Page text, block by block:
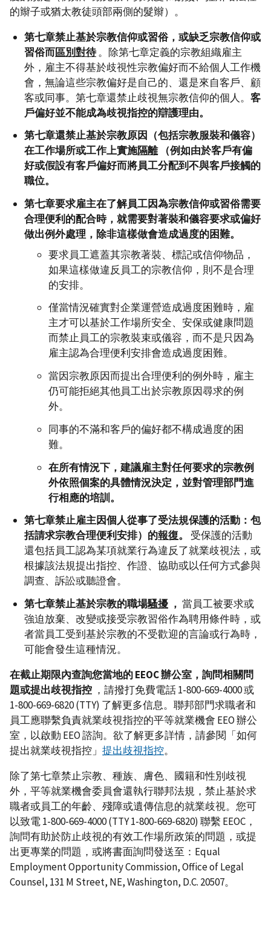
的辮子或猶太教徒頭部兩側的髮辮）。
第七章禁止基於宗教信仰或習俗，或缺乏宗教信仰或
習俗而區別對待。除第七章定義的宗教組織雇主
外，雇主不得基於歧視性宗教偏好而不給個人工作機
會，無論這些宗教偏好是自己的、還是來自客戶、顧
客或同事。第七章還禁止歧視無宗教信仰的個人。 客
戶偏好並不能成為歧視指控的辯護理由。
第七章還禁止基於宗教原因（包括宗教服裝和儀容）
在工作場所或工作上實施隔離
（例如由於客戶有偏
好或假設有客戶偏好而將員工分配到不與客戶接觸的
職位。
第七章要求雇主在了解員工因為宗教信仰或習俗需要
合理便利的配合時，就需要對著裝和儀容要求或偏好
做出例外處理，除非這樣做會造成過度的困難。
要求員工遮蓋其宗教著裝、標記或信仰物品，
如果這樣做違反員工的宗教信仰，則不是合理
的安排。
僅當情況確實對企業運營造成過度困難時，雇
主才可以基於工作場所安全、安保或健康問題
而禁止員工的宗教裝束或儀容，而不是只因為
雇主認為合理便利安排會造成過度困難。
當因宗教原因而提出合理便利的例外時，雇主
仍可能拒絕其他員工出於宗教原因尋求的例
外。
同事的不滿和客戶的偏好都不構成過度的困
難。
在所有情況下，建議雇主對任何要求的宗教例
外依照個案的具體情況決定，並對管理部門進
行相應的培訓。
第七章禁止雇主因個人從事了受法規保護的活動：包
括請求宗教合理便利安排）的報復。
受保護的活動
還包括員工認為某項就業行為違反了就業歧視法，或
根據該法規提出指控、作證、協助或以任何方式參與
調查、訴訟或聽證會。
第七章禁止基於宗教的職場騷擾 ， 當員工被要求或
強迫放棄、改變或接受宗教習俗作為聘用條件時，或
者當員工受到基於宗教的不受歡迎的言論或行為時，
可能會發生這種情況。
在截止期限內查詢您當地的 EEOC 辦公室，詢問相關問
題或提出歧視指控 ，請撥打免費電話 1-800-669-4000 或
1-800-669-6820 (TTY) 了解更多信息。聯邦部門求職者和
員工應聯繫負責就業歧視指控的平等就業機會 EEO 辦公
室，以啟動 EEO 諮詢。欲了解更多詳情，請參閱「如何
提出就業歧視指控」 提出歧視指控。
除了第七章禁止宗教、種族、膚色、國籍和性別歧視
外，平等就業機會委員會還執行聯邦法規，禁止基於求
職者或員工的年齡、殘障或遺傳信息的就業歧視。您可
以致電 1-800-669-4000 (TTY 1-800-669-6820) 聯繫 EEOC，
詢問有助於防止歧視的有效工作場所政策的問題，或提
出更專業的問題，或將書面詢問發送至：Equal
Employment Opportunity Commission, Office of Legal
Counsel, 131 M Street, NE, Washington, D.C. 20507。